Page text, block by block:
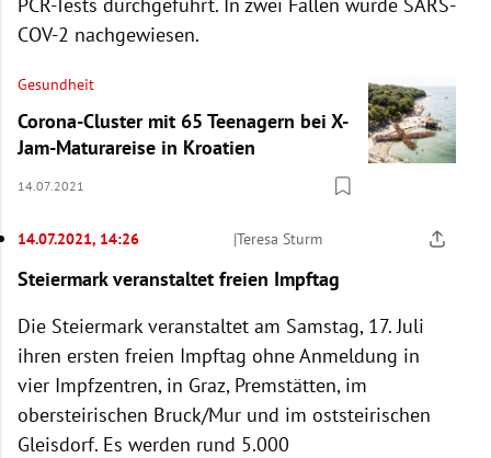
COV-2 nachgewiesen.
Gesundheit
Corona-Cluster mit 65 Teenagern bei X-
Jam-Maturareise in Kroatien
14.07.2021
14.07.2021, 14:26 |Teresa Sturm
Steiermark veranstaltet freien Impftag
Die Steiermark veranstaltet am Samstag, 17. Juli
ihren ersten freien Impftag ohne Anmeldung in
vier Impfzentren, in Graz, Premstätten, im
obersteirischen Bruck/Mur und im oststeirischen
Gleisdorf. Es werden rund 5.000